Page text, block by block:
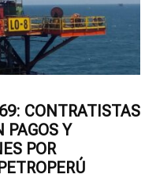
CONTRATISTAS
Y
POR